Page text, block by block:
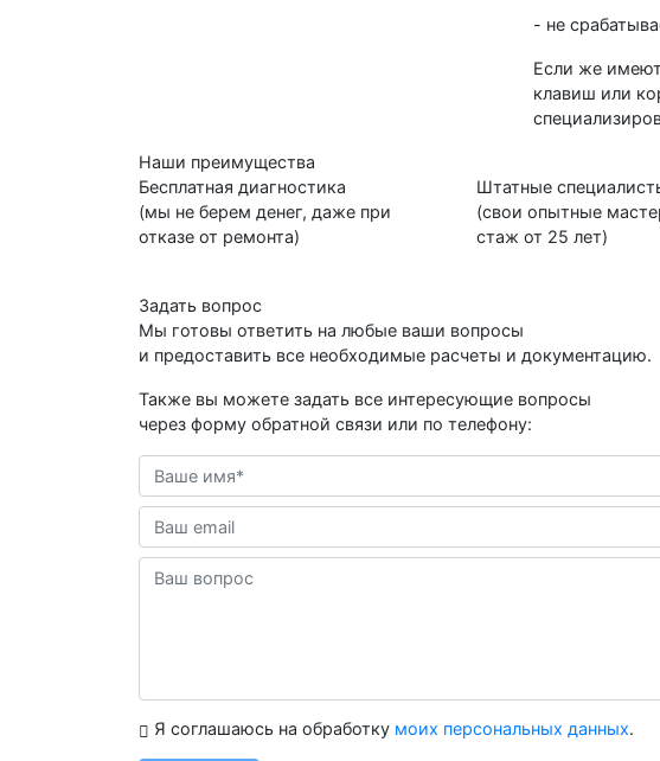
- не
Если же
клавиш или
Наши преимущества
Бесплатная диагностика
(мы не берем денег, даже при
отказе от ремонта)
Штатные
(свои опытные
стаж от 25 лет)
Задать вопрос
Мы готовы ответить на любые ваши вопросы
и предоставить все необходимые расчеты и документацию.
Также вы можете задать все интересующие вопросы
через форму обратной связи или по телефону:
Я соглашаюсь на обработку моих персональных данных.